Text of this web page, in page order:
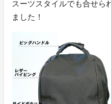
スーツスタイルでも合せら
ました！